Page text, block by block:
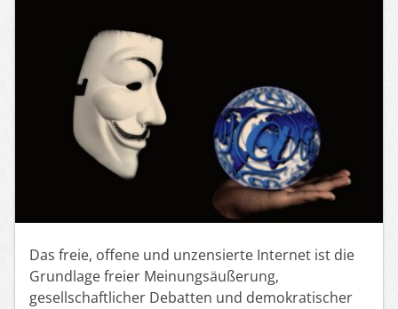
Das freie, offene und unzensierte Internet ist die
Grundlage freier Meinungsäußerung,
gesellschaftlicher Debatten und demokratischer